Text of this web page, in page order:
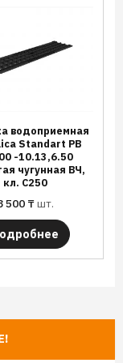
водоприемная
Standart РВ
-10.13,6.50
чугунная ВЧ,
кл. С250
500 ₸шт.